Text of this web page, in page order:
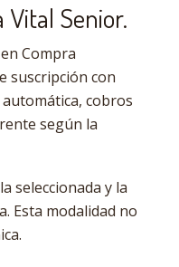
Senior.
Compra
suscripción con
cobros
según la
seleccionada y la
Esta modalidad no